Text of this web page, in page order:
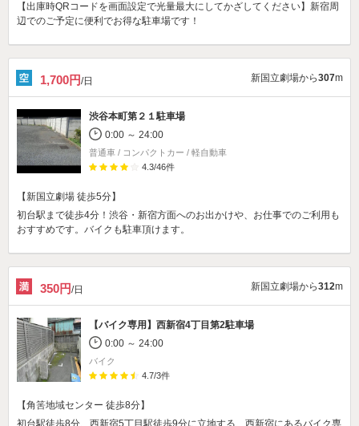
【出庫時QRコードを画面設定で光量最大にしてかざしてください】新宿周
辺でのご予定に便利でお得な駐車場です！
1,700円/日 新国立劇場から307m
渋谷本町第２１駐車場
0:00 ～ 24:00
普通車 / コンパクトカー / 軽自動車
4.3/46件
【新国立劇場 徒歩5分】
初台駅まで徒歩4分！渋谷・新宿方面へのお出かけや、お仕事でのご利用も
おすすめです。バイクも駐車頂けます。
350円/日 新国立劇場から312m
【バイク専用】 西新宿4丁目第2駐車場
0:00 ～ 24:00
バイク
4.7/3件
【角筈地域センター 徒歩8分】
初台駅徒歩8分、西新宿5丁目駅徒歩9分に立地する、西新宿にあるバイク専